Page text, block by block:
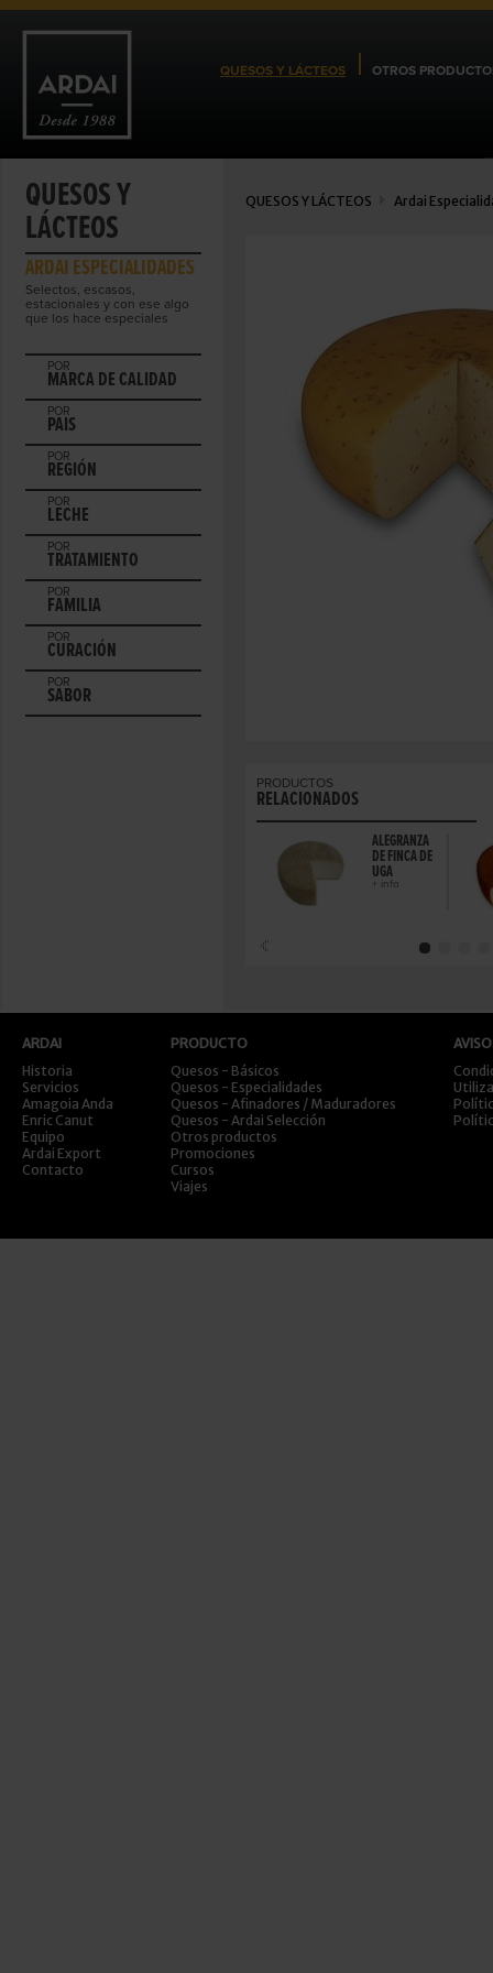
QUESOS Y LÁCTEOS OTROS
QUESOS Y
LÁCTEOS
ARDAI ESPECIALIDADES
Selectos, escasos,
estacionales y con ese algo
que los hace especiales
POR
MARCA DE CALIDAD
POR
PAIS
POR
REGIÓN
POR
LECHE
POR
TRATAMIENTO
POR
FAMILIA
POR
CURACIÓN
POR
SABOR
QUESOS Y LÁCTEOS Ardai
PRODUCTOS
RELACIONADOS
ALEGRANZA
DE FINCA DE
UGA
+ info
ARDAI
Historia
Servicios
Amagoia Anda
Enric Canut
Equipo
Ardai Export
Contacto
PRODUCTO
Quesos - Básicos
Quesos - Especialidades
Quesos - Afinadores / Maduradores
Quesos - Ardai Selección
Otros productos
Promociones
Cursos
Viajes